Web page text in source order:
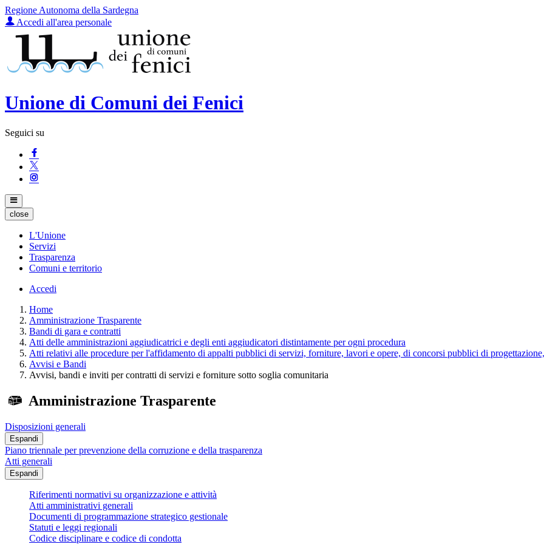
Regione Autonoma della Sardegna
Accedi all'area personale
Unione di Comuni dei Fenici
Seguici su
close
L'Unione
Servizi
Trasparenza
Comuni e territorio
Accedi
Home
Amministrazione Trasparente
Bandi di gara e contratti
Atti delle amministrazioni aggiudicatrici e degli enti aggiudicatori distintamente per ogni procedura
Atti relativi alle procedure per l'affidamento di appalti pubblici di servizi, forniture, lavori e opere, di concorsi pubblici di
Avvisi e Bandi
Avvisi, bandi e inviti per contratti di servizi e forniture sotto soglia comunitaria
Amministrazione Trasparente
Disposizioni generali
Espandi
Piano triennale per prevenzione della corruzione e della trasparenza
Atti generali
Espandi
Riferimenti normativi su organizzazione e attività
Atti amministrativi generali
Documenti di programmazione strategico gestionale
Statuti e leggi regionali
Codice disciplinare e codice di condotta